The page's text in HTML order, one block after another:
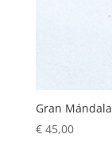
Gran Mándala
€45,00